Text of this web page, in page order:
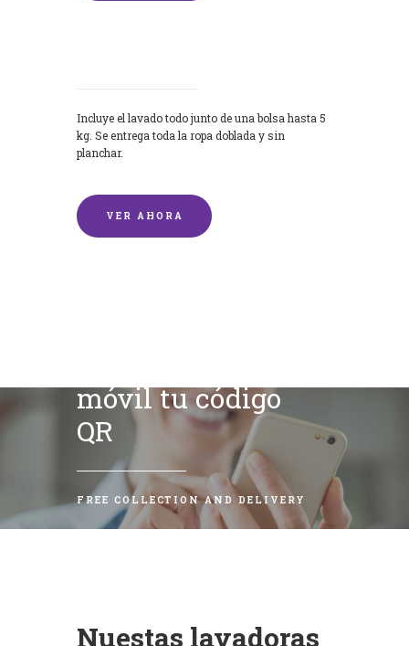
Incluye el lavado todo junto de una bolsa hasta 5
kg. Se entrega toda la ropa doblada y sin
planchar.
VER AHORA
móvil tu código
QR
FREE COLLECTION AND DELIVERY
Nuestas lavadoras